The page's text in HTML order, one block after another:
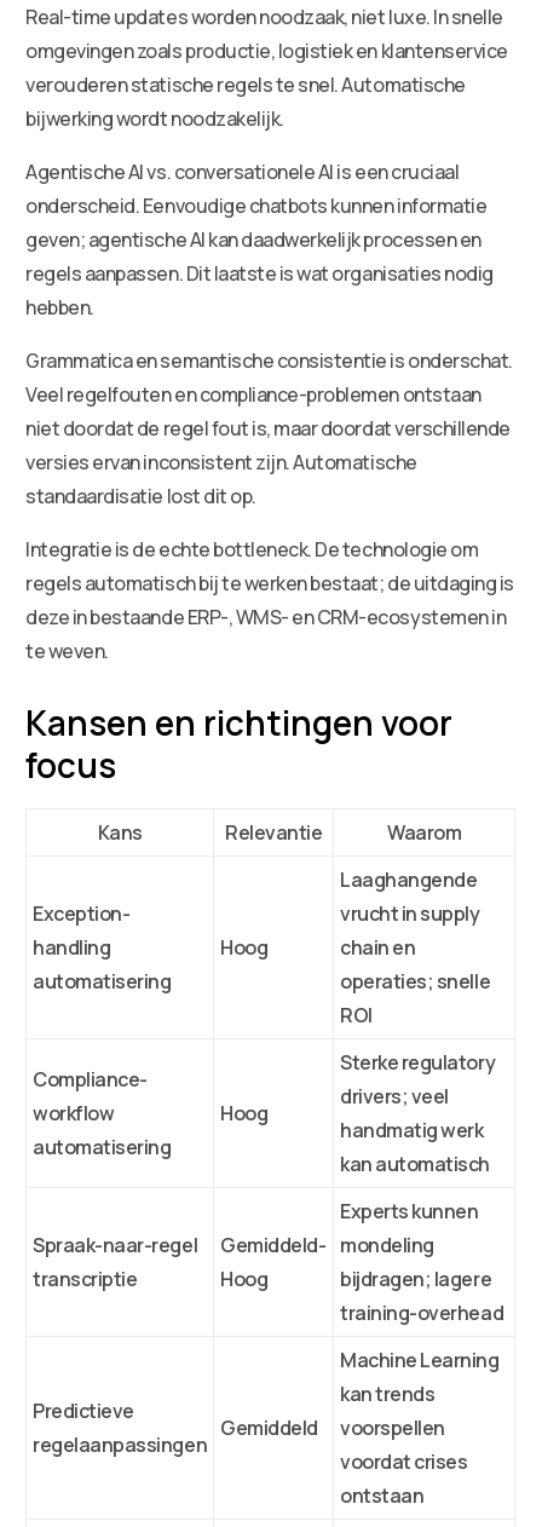
Real-time updates worden noodzaak, niet luxe. In snelle
omgevingen zoals productie, logistiek en klantenservice
verouderen statische regels te snel. Automatische
bijwerking wordt noodzakelijk.
Agentische AI vs. conversationele AI is een cruciaal
onderscheid. Eenvoudige chatbots kunnen informatie
geven; agentische AI kan daadwerkelijk processen en
regels aanpassen. Dit laatste is wat organisaties nodig
hebben.
Grammatica en semantische consistentie is onderschat.
Veel regelfouten en compliance-problemen ontstaan
niet doordat de regel fout is, maar doordat verschillende
versies ervan inconsistent zijn. Automatische
standaardisatie lost dit op.
Integratie is de echte bottleneck. De technologie om
regels automatisch bij te werken bestaat; de uitdaging is
deze in bestaande ERP-, WMS- en CRM-ecosystemen in
te weven.
Kansen en richtingen voor
focus
Kans Relevantie Waarom
Exception-
handling
automatisering
Hoog
Laaghangende
vrucht in supply
chain en
operaties; snelle
ROI
Compliance-
workflow
automatisering
Hoog
Sterke regulatory
drivers; veel
handmatig werk
kan automatisch
Spraak-naar-regel
transcriptie
Gemiddeld-
Hoog
Experts kunnen
mondeling
bijdragen; lagere
training-overhead
Predictieve
regelaanpassingen
Gemiddeld
Machine Learning
kan trends
voorspellen
voordat crises
ontstaan